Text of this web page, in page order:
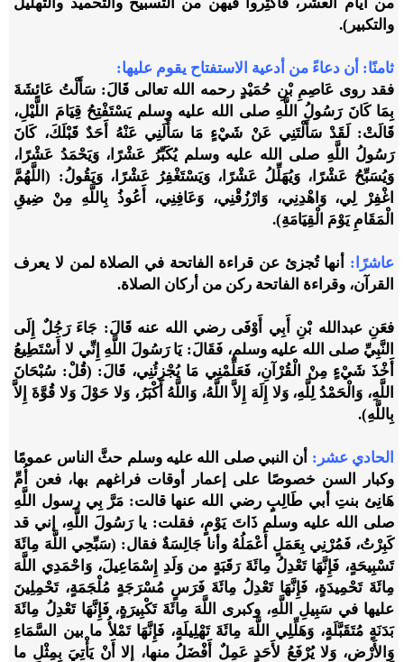
والتكبير).
ثامنًا: أن دعاءً من أدعية الاستفتاح يقوم عليها:
فقد روى عَاصِمِ بْنِ حُمَيْدٍ رحمه الله تعالى قَالَ: سَأَلْتُ عَائِشَةَ
بِمَا كَانَ رَسُولُ اللَّهِ صلى الله عليه وسلم يَسْتَفْتِحُ قِيَامَ اللَّيْلِ،
قَالَتْ: لَقَدْ سَأَلْتَنِي عَنْ شَيْءٍ مَا سَأَلَنِي عَنْهُ أَحَدٌ قَبْلَكَ، كَانَ
رَسُولُ اللَّهِ صلى الله عليه وسلم يُكَبِّرُ عَشْرًا، وَيَحْمَدُ عَشْرًا،
وَيُسَبِّحُ عَشْرًا، وَيُهَلِّلُ عَشْرًا، وَيَسْتَغْفِرُ عَشْرًا، وَيَقُولُ: (اللَّهُمَّ
اغْفِرْ لِي، وَاهْدِنِي، وَارْزُقْنِي، وَعَافِنِي، أَعُوذُ بِاللَّهِ مِنْ ضِيقِ
الْمَقَامِ يَوْمَ الْقِيَامَةِ).
عاشرًا : أنها تُجزئ عن قراءة الفاتحة في الصلاة لمن لا يعرف
القرآن، وقراءة الفاتحة ركن من أركان الصلاة.
فعَنِ عبدالله بْنِ أَبِي أَوْفَى رضي الله عنه قَالَ: جَاءَ رَجُلٌ إِلَى
النَّبِيِّ صلى الله عليه وسلم، فَقَالَ: يَا رَسُولَ اللَّهِ إِنِّي لا أَسْتَطِيعُ
أَخْذَ شَيْءٍ مِنْ الْقُرْآنِ، فَعَلِّمْنِي مَا يُجْزِئُنِي، قَالَ: (قُلْ: سُبْحَانَ
اللَّهِ، وَالْحَمْدُ لِلَّهِ، وَلا إِلَهَ إِلاَّ اللَّهُ، وَاللَّهُ أَكْبَرُ، وَلا حَوْلَ وَلا قُوَّةَ إِلاَّ
بِاللَّهِ).
الحادي عشر : أن النبي صلى الله عليه وسلم حثَّ الناس عمومًا
وكبار السن خصوصًا على إعمار أوقات فراغهم بها، فعن أُمِّ
هَانِئ بنتِ أبي طَالِبٍ رضي الله عنها قالت: مَرَّ بِي رسول اللَّهِ
صلى الله عليه وسلم ذَاتَ يَوْمٍ، فقلت: يا رَسُولَ اللَّهِ، إني قد
كَبِرْتُ، فَمُرْنِي بِعَمَلٍ أَعْمَلُهُ وأنا جَالِسَةٌ فقال: (سَبِّحِي اللَّهَ مِائَةَ
تَسْبِيحَةٍ، فَإِنَّهَا تَعْدِلُ مِائَةَ رَقَبَةٍ من وَلَدِ إِسْمَاعِيلَ، وَاحْمَدِي اللَّهَ
مِائَةَ تَحْمِيدَةٍ، فَإِنَّهَا تَعْدِلُ مِائَةَ فَرَسٍ مُسْرَجَةٍ مُلْجَمَةٍ، تَحْمِلِينَ
عليها في سَبِيلِ اللَّهِ، وكبرى اللَّهَ مِائَةَ تَكْبِيرَةٍ، فَإِنَّهَا تَعْدِلُ مِائَةَ
بَدَنَةٍ مُتَقَبَّلَةٍ، وَهَلِّلِي اللَّهَ مِائَةَ تَهْلِيلَةٍ، فَإِنَّهَا تَمْلأُ ما بين السَّمَاءِ
وَالأَرْضِ، وَلا يُرْفَعُ لأَحَدٍ عَمِلٌ أَفْضَلُ منها، إلا أَنْ يَأْتِيَ بِمِثْلِ ما